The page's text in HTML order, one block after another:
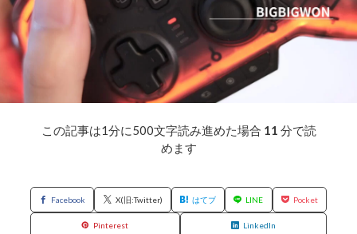
この記事は1分に500文字読み進めた場合 11 分で読
めます
Facebook X(旧:Twitter) はてブ LINE Pocket
Pinterest LinkedIn